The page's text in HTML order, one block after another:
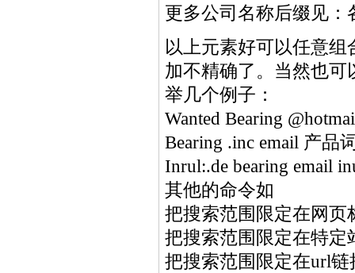
更多公司名称后缀见：
以上元素好可以任意
加不精确了。当然也
举几个例子：
Wanted Bearing
Bearing .inc email 产品
Inrul:.de bearing email
其他的命令如
把搜索范围限定在网
把搜索范围限定在特
把搜索范围限定在url